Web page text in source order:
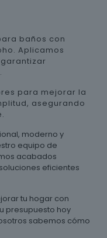
baños con
Aplicamos
para mejorar la
asegurando
moderno y
equipo de
acabados
eficientes
tu hogar con
presupuesto hoy
sabemos cómo